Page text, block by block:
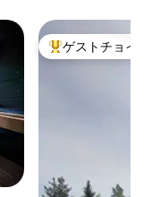
大好評のゲスト
ゲストチョイス